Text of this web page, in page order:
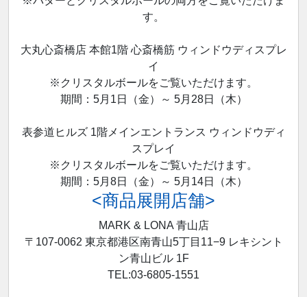
す。
大丸心斎橋店 本館1階 心斎橋筋 ウィンドウディスプレ
イ
※クリスタルボールをご覧いただけます。
期間：5月1日（金）～ 5月28日（木）
表参道ヒルズ 1階メインエントランス ウィンドウディ
スプレイ
※クリスタルボールをご覧いただけます。
期間：5月8日（金）～ 5月14日（木）
<商品展開店舗>
MARK & LONA 青山店
〒107-0062 東京都港区南青山5丁目11−9 レキシント
ン青山ビル 1F
TEL:03-6805-1551